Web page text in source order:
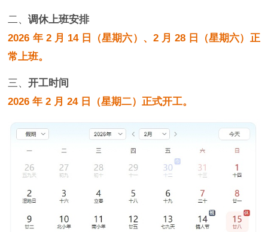
二、调休上班安排
2026 年 2 月 14 日（星期六）、2 月 28 日（星期六）正
常上班。
三、开工时间
2026 年 2 月 24 日（星期二）正式开工。